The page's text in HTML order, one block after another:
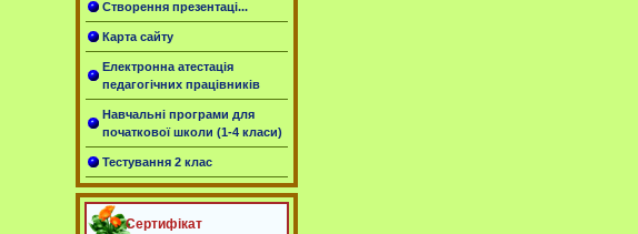
Створення презентаці...
Карта сайту
Електронна атестація
педагогічних працівників
Навчальні програми для
початкової школи (1-4 класи)
Тестування 2 клас
Сертифікат